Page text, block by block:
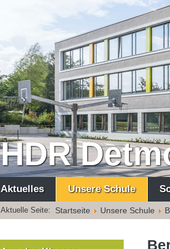
HDR
Aktuelles Unsere Schule
Aktuelle Seite: Startseite Unsere Schule